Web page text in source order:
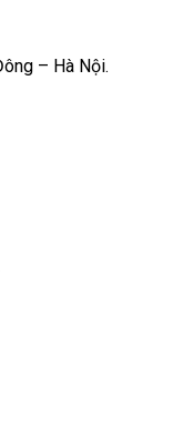
– Hà Nội.